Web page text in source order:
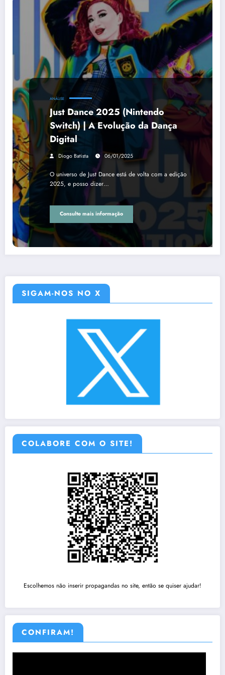
ANÁLISE
Just Dance 2025 (Nintendo
Switch) | A Evolução da Dança
Digital
Diogo Batista 06/01/2025
O universo de Just Dance está de volta com a edição
2025, e posso dizer…
Consulte mais informação
SIGAM-NOS NO X
COLABORE COM O SITE!
Escolhemos não inserir propagandas no site, então se quiser ajudar!
CONFIRAM!